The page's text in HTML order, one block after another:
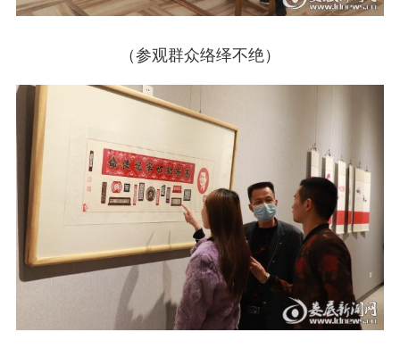
（参观群众络绎不绝）